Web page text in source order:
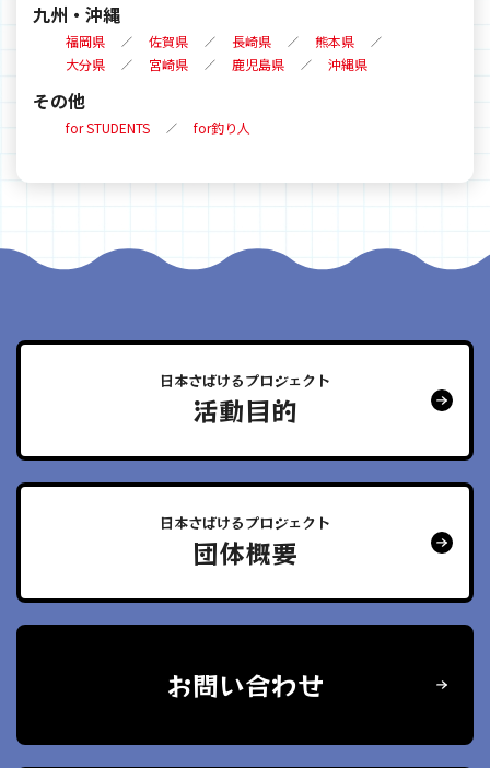
九州・沖縄
福岡県 佐賀県 長崎県
熊本県
大分県
宮崎県 鹿児島県 沖縄県
その他
for STUDENTS for釣り人
日本さばけるプロジェクト
活動目的
日本さばけるプロジェクト
団体概要
お問い合わせ